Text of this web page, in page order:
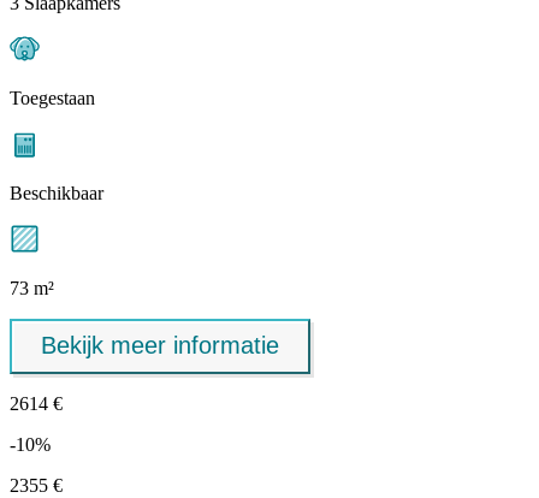
Toegestaan
Beschikbaar
73 m²
Bekijk meer informatie
2614 €
-10%
2355 €